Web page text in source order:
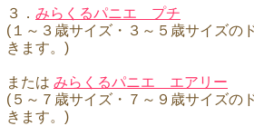
３． みらくるパニエ プチ
(１～３歳サイズ・３～５歳サイズの
きます。)
または みらくるパニエ エアリー
(５～７歳サイズ・７～９歳サイズの
きます。)